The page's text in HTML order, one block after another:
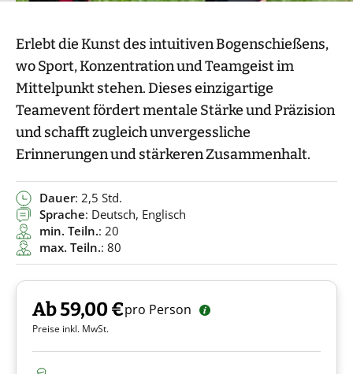
Erlebt die Kunst des intuitiven Bogenschießens,
wo Sport, Konzentration und Teamgeist im
Mittelpunkt stehen. Dieses einzigartige
Teamevent fördert mentale Stärke und Präzision
und schafft zugleich unvergessliche
Erinnerungen und stärkeren Zusammenhalt.
Dauer: 2,5 Std.
Sprache: Deutsch, Englisch
min. Teiln.: 20
max. Teiln.: 80
Ab 59,00 €pro Person
Preise inkl. MwSt.